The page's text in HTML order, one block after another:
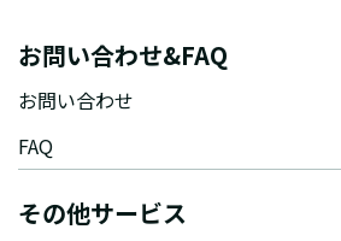
お問い合わせ&FAQ
お問い合わせ
FAQ
その他サービス